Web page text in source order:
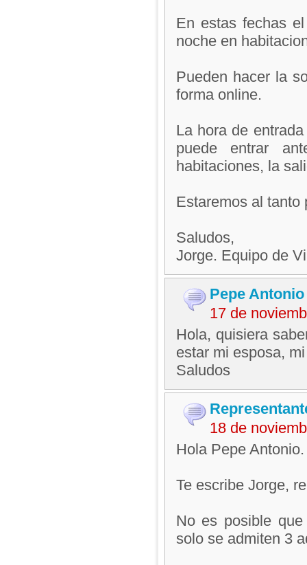
En estas fechas
noche en
Pueden hacer la
forma online.
La hora de
puede entrar
habitaciones, la
Estaremos al tanto
Saludos,
Jorge. Equipo de
Pepe Antonio
17 de
Hola, quisiera
estar mi esposa,
Saludos
18 de
Hola Pepe Antonio.
Te escribe Jorge,
No es posible
solo se admiten 3